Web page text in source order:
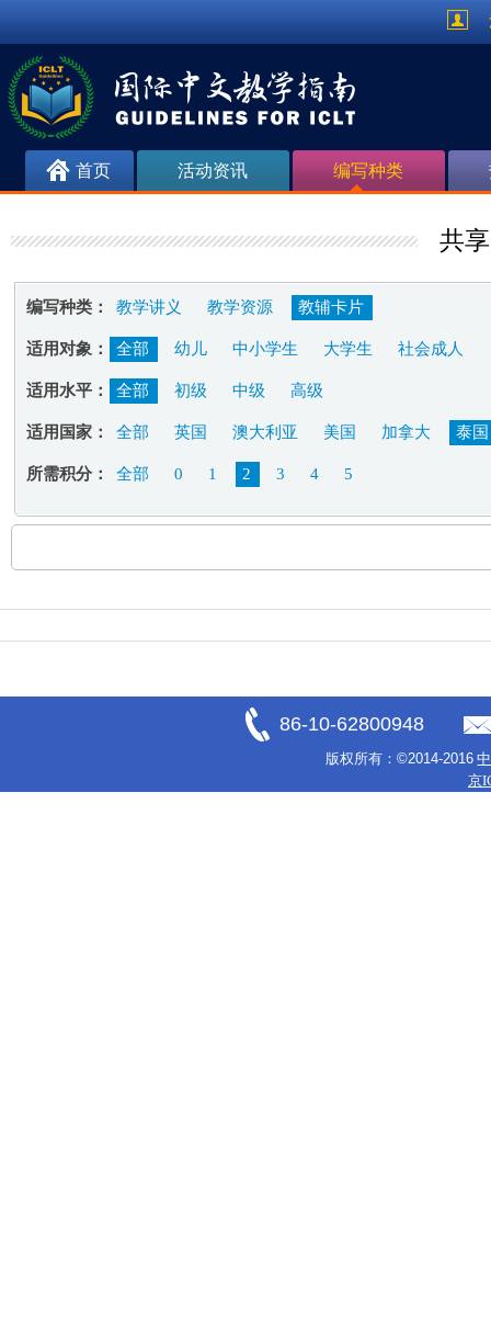
首页 活动资讯 编写种类
共
编写种类： 教学讲义 教学资源 教辅卡片
适用对象： 全部 幼儿 中小学生 大学生 社会成人
适用水平： 全部 初级 中级 高级
适用国家： 全部 英国 澳大利亚 美国 加拿大 泰国
所需积分： 全部 0 1 2 3 4 5
86-10-62800948
版权所有：©2014-2016
京